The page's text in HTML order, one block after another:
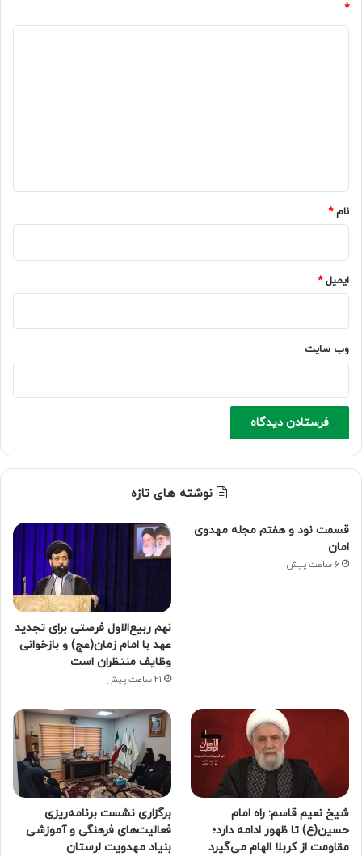
*
نام*
ایمیل*
وب‌ سایت
نوشته های تازه
قسمت نود و هفتم مجله مهدوی
امان
6 ساعت پیش
نهم ربیع‌الاول فرصتی برای تجدید
عهد با امام زمان(عج) و بازخوانی
وظایف منتظران است
21 ساعت پیش
شیخ نعیم قاسم: راه امام
حسین(ع) تا ظهور ادامه دارد؛
مقاومت از کربلا الهام می‌گیرد
برگزاری نشست برنامه‌ریزی
فعالیت‌های فرهنگی و آموزشی
بنیاد مهدویت لرستان